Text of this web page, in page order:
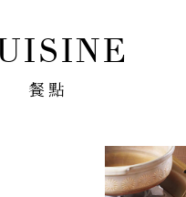
餐點